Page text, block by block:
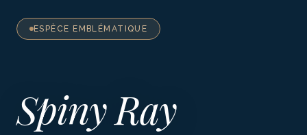
ESPÈCE EMBLÉMATIQUE
Spiny Ray